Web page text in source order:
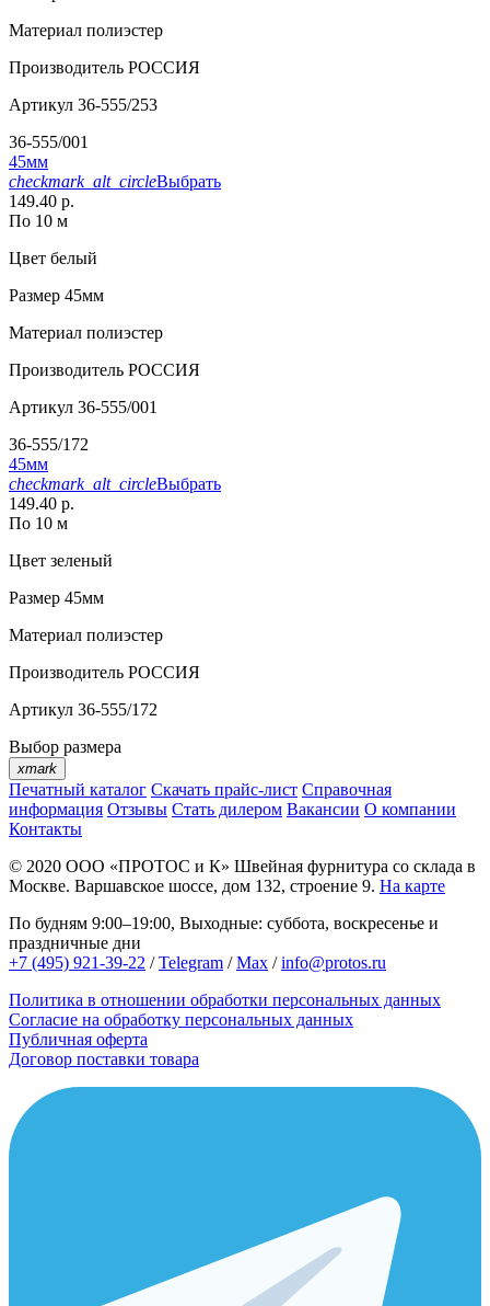
Материал полиэстер
Производитель РОССИЯ
Артикул 36-555/253
36-555/001
45мм
checkmark_alt_circleВыбрать
149.40 р.
По 10 м
Цвет белый
Размер 45мм
Материал полиэстер
Производитель РОССИЯ
Артикул 36-555/001
36-555/172
45мм
checkmark_alt_circleВыбрать
149.40 р.
По 10 м
Цвет зеленый
Размер 45мм
Материал полиэстер
Производитель РОССИЯ
Артикул 36-555/172
Выбор размера
xmark
Печатный каталог Скачать прайс-лист Справочная
информация Отзывы Стать дилером Вакансии О компании
Контакты
© 2020 ООО «ПРОТОС и К» Швейная фурнитура со склада в
Москве. Варшавское шоссе, дом 132, строение 9. На карте
По будням 9:00–19:00, Выходные: суббота, воскресенье и
праздничные дни
+7 (495) 921-39-22 /Telegram /Max /info@protos.ru
Политика в отношении обработки персональных данных
Согласие на обработку персональных данных
Публичная оферта
Договор поставки товара